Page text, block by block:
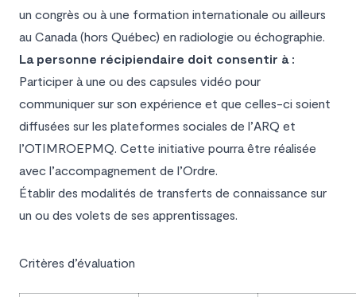
un congrès ou à une formation internationale ou ailleurs
au Canada (hors Québec) en radiologie ou échographie.
La personne récipiendaire doit consentir à :
Participer à une ou des capsules vidéo pour
communiquer sur son expérience et que celles-ci soient
diffusées sur les plateformes sociales de l’ARQ et
l’OTIMROEPMQ. Cette initiative pourra être réalisée
avec l’accompagnement de l’Ordre.
Établir des modalités de transferts de connaissance sur
un ou des volets de ses apprentissages.
Critères d’évaluation